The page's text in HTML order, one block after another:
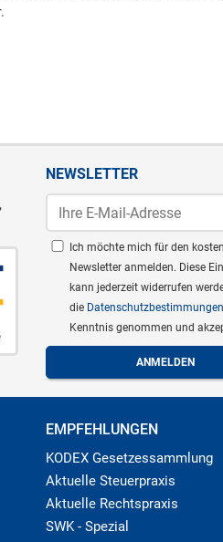
NEWSLETTER
Ich möchte mich für den
Newsletter anmelden. Diese
kann jederzeit widerrufen
die Datenschutzbestimmungen
Kenntnis genommen und
EMPFEHLUNGEN
KODEX Gesetzessammlung
Aktuelle Steuerpraxis
Aktuelle Rechtspraxis
SWK - Spezial